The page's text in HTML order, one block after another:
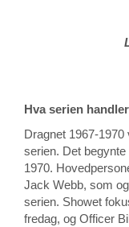
Hva serien
Dragnet 1967-
serien. Det
1970.
Jack Webb, som
serien. Showet
fredag, og Officer